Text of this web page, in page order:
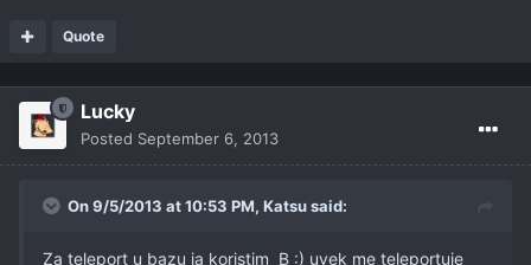
Quote
Lucky
Posted September 6, 2013
On 9/5/2013 at 10:53 PM, Katsu said:
Za teleport u bazu ja koristim B :) uvek me teleportuje